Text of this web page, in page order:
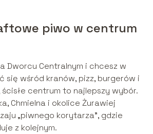
piwo w centrum
Dworcu Centralnym i chcesz w
się wśród kranów, pizz, burgerów i
centrum to najlepszy wybór.
Chmielna i okolice Żurawiej
„piwnego korytarza”, gdzie
z kolejnym.